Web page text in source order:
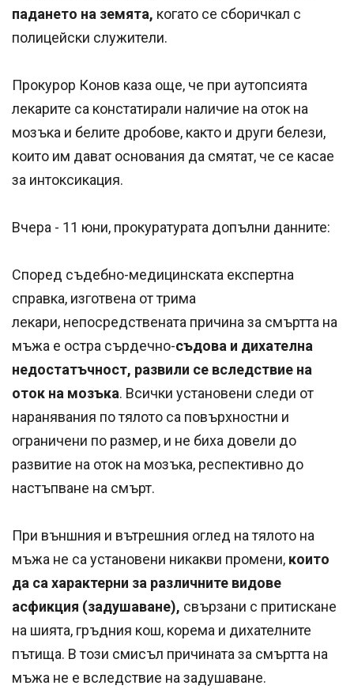
падането на земята, когато се сборичкал с
полицейски служители.
Прокурор Конов каза още, че при аутопсията
лекарите са констатирали наличие на оток на
мозъка и белите дробове, както и други белези,
които им дават основания да смятат, че се касае
за интоксикация.
Вчера - 11 юни, прокуратурата допълни данните:
Според съдебно-медицинската експертна
справка, изготвена от трима
лекари, непосредствената причина за смъртта на
мъжа е остра сърдечно-съдова и дихателна
недостатъчност, развили се вследствие на
оток на мозъка. Всички установени следи от
наранявания по тялото са повърхностни и
ограничени по размер, и не биха довели до
развитие на оток на мозъка, респективно до
настъпване на смърт.
При външния и вътрешния оглед на тялото на
мъжа не са установени никакви промени, които
да са характерни за различните видове
асфикция (задушаване), свързани с притискане
на шията, гръдния кош, корема и дихателните
пътища. В този смисъл причината за смъртта на
мъжа не е вследствие на задушаване.